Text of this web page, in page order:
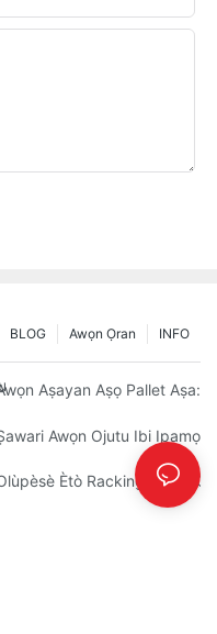
INFO
Awọn Ọran
BLOG
Fun Isakoso Ile-Itaja To
Aṣayan Aṣọ Pallet Aṣa:
Àwọn Àṣà Àti Àwọn
Awọn Ojutu Ibi Ipamọ
Tí A Lè WáÈtò Racking: Àwọn